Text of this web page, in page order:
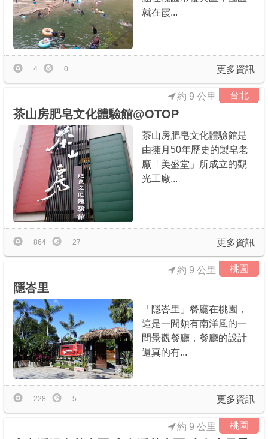
就在霞...
更多資訊
4 0
台北
茶山房肥皂文化體驗館@OTOP
約 9 公里
茶山房肥皂文化體驗館是
由擁月50年歷史的製皂老
廠「美盛堂」所成立的觀
光工廠...
更多資訊
864 27
桃園
隱峇里
約 9 公里
「隱峇里」餐廳在桃園，
這是一間頗有南洋風的一
間景觀餐廳，餐廳的設計
還真的有...
更多資訊
228 5
桃園
約 9 公里